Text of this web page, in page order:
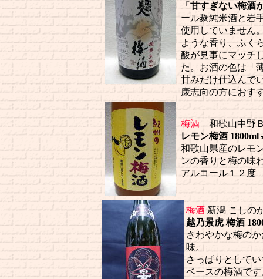
「 甘すぎない梅酒
ール麹純米酒と岩
使用していません
ような香り、ふく
酸が見事にマッチ
た。お酒の色は「
甘みだけ仕込んで
康志向の方におす
梅酒 和歌山中野
レモン梅酒 1800ml
和歌山県産のレモ
ンの香りと梅の味
アルコール１２度
梅酒 新潟 こしの
越乃景虎 梅酒
さわやかな梅の
味。
さっぱりとして
ベースの梅酒です